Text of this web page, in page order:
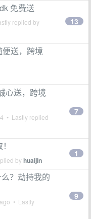
免费送
replied by 13
便送，跨境
心送，跨境
• Lastly replied
7
byhuaijin
1
？劫持我的
• Lastly
9